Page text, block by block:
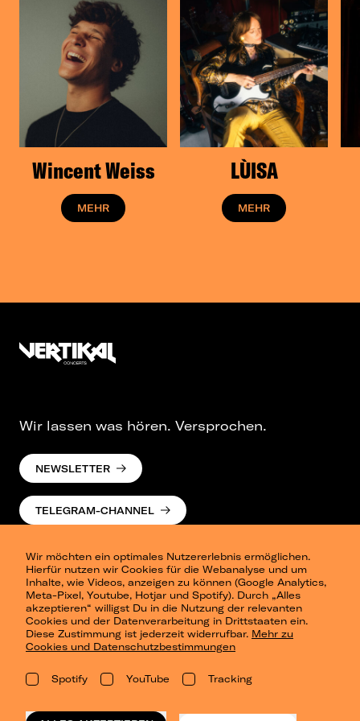
Wincent Weiss
MEHR
LÙISA
MEHR
Wir möchten ein optimales Nutzererlebnis ermöglichen.
Hierfür nutzen wir Cookies für die Webanalyse und um
Inhalte, wie Videos, anzeigen zu können (Google Analytics,
Meta-Pixel, Youtube, Hotjar und Spotify). Durch „Alles
akzeptieren“ willigst Du in die Nutzung der relevanten
Cookies und der Datenverarbeitung in Drittstaaten ein.
Diese Zustimmung ist jederzeit widerrufbar. Mehr zu
Cookies und Datenschutzbestimmungen
Spotify YouTube Tracking
Wir lassen was hören. Versprochen.
NEWSLETTER
TELEGRAM-CHANNEL
Presse
Berlin
Dresden
Leipzig
Konzertsommer Petersberg
Vergangene Shows